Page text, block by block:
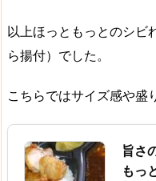
以上ほっともっとのシビ
ら揚付）でした。
こちらではサイズ感や盛
旨さ
もっ